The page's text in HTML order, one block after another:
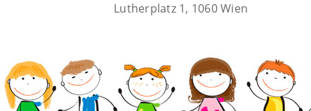
Lutherplatz 1, 1060 Wien